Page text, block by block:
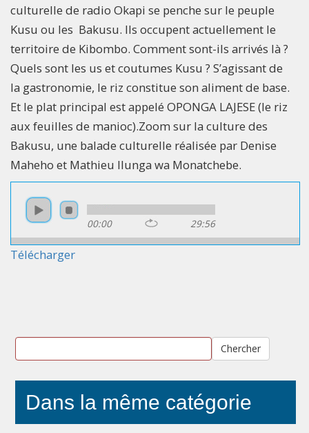
culturelle de radio Okapi se penche sur le peuple
Kusu ou les Bakusu. Ils occupent actuellement le
territoire de Kibombo. Comment sont-ils arrivés là ?
Quels sont les us et coutumes Kusu ? S’agissant de
la gastronomie, le riz constitue son aliment de base.
Et le plat principal est appelé OPONGA LAJESE (le riz
aux feuilles de manioc).Zoom sur la culture des
Bakusu, une balade culturelle réalisée par Denise
Maheho et Mathieu Ilunga wa Monatchebe.
00:00 29:56
Télécharger
Chercher
Dans la même catégorie